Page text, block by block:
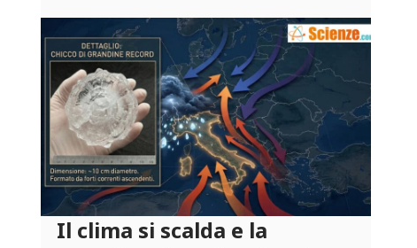
Il clima si scalda e la